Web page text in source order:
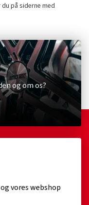
på siderne med
og om os?
vores webshop